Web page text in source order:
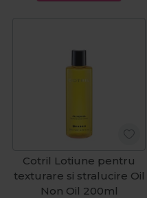
Cotril Lotiune pentru
texturare si stralucire Oil
Non Oil 200ml